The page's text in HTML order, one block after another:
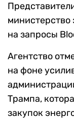
министерство
на запросы
Агентство
на фоне
Трампа,
закупок